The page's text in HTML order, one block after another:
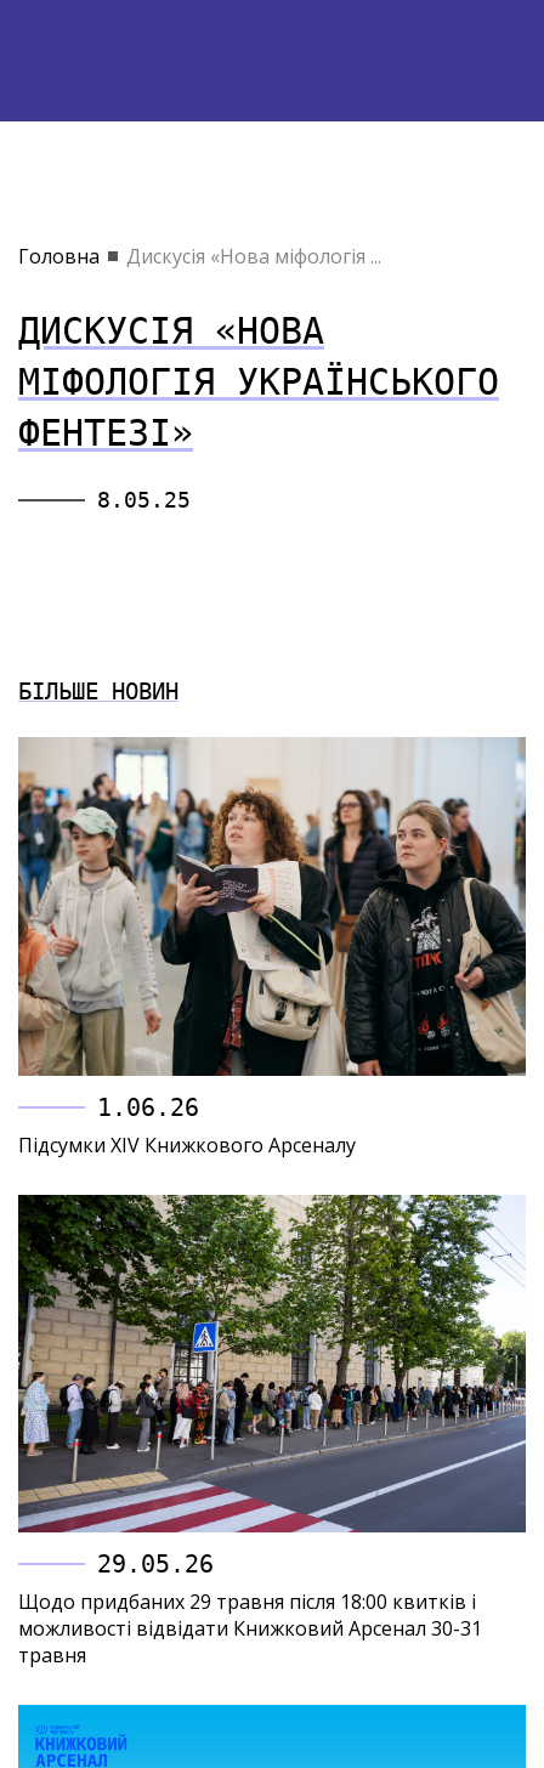
Головна Дискусія «Нова міфологія ...
ДИСКУСІЯ «НОВА
МІФОЛОГІЯ УКРАЇНСЬКОГО
ФЕНТЕЗІ»
8.05.25
БІЛЬШЕ НОВИН
1.06.26
Підсумки XIV Книжкового Арсеналу
29.05.26
Щодо придбаних 29 травня після 18:00 квитків і
можливості відвідати Книжковий Арсенал 30-31
травня